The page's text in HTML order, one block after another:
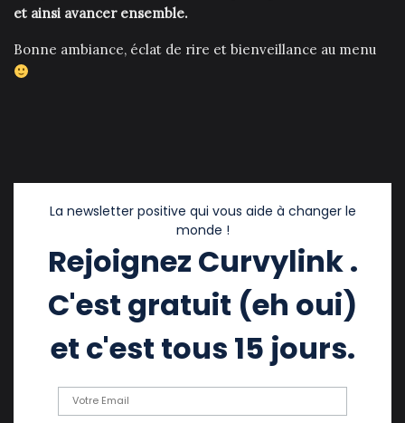
et ainsi avancer ensemble.
Bonne ambiance, éclat de rire et bienveillance au menu
La newsletter positive qui vous aide à changer le
monde !
Rejoignez Curvylink .
C'est gratuit (eh oui)
et c'est tous 15 jours.